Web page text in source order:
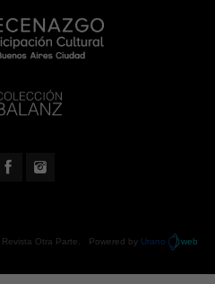
Revista Otra Parte . Powered by Urano web